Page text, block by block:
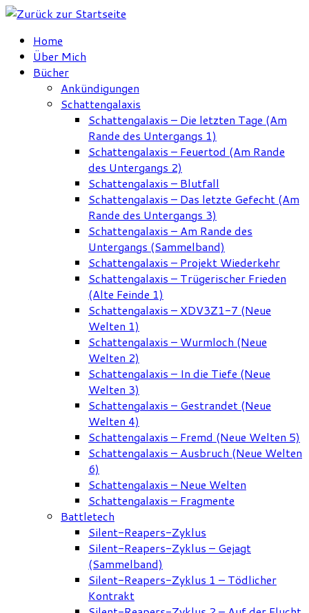
Zum
springenHome
Über Mich
Bücher
Ankündigungen
Schattengalaxis
Schattengalaxis – Die letzten Tage (Am
Rande des Untergangs 1)
Schattengalaxis – Feuertod (Am Rande
des Untergangs 2)
Schattengalaxis – Blutfall
Schattengalaxis – Das letzte Gefecht (Am
Rande des Untergangs 3)
Schattengalaxis – Am Rande des
Untergangs (Sammelband)
Schattengalaxis – Projekt Wiederkehr
Schattengalaxis – Trügerischer Frieden
(Alte Feinde 1)
Schattengalaxis – XDV3Z1-7 (Neue
Welten 1)
Schattengalaxis – Wurmloch (Neue
Welten 2)
Schattengalaxis – In die Tiefe (Neue
Welten 3)
Schattengalaxis – Gestrandet (Neue
Welten 4)
Schattengalaxis – Fremd (Neue Welten 5)
Schattengalaxis – Ausbruch (Neue Welten
6)
Schattengalaxis – Neue Welten
Schattengalaxis – Fragmente
Battletech
Silent-Reapers-Zyklus
Silent-Reapers-Zyklus – Gejagt
(Sammelband)
Silent-Reapers-Zyklus 1 – Tödlicher
Kontrakt